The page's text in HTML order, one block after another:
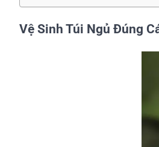
Vệ Sinh Túi Ngủ Đúng